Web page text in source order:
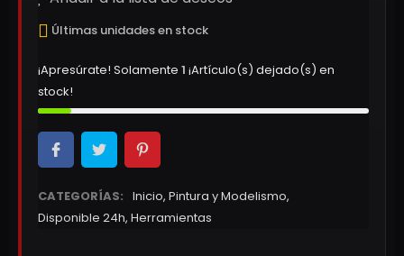
Últimas unidades en stock
¡Apresúrate! Solamente 1 ¡Artículo(s) dejado(s) en
stock!
CATEGORÍAS: Inicio, Pintura y Modelismo,
Disponible 24h, Herramientas